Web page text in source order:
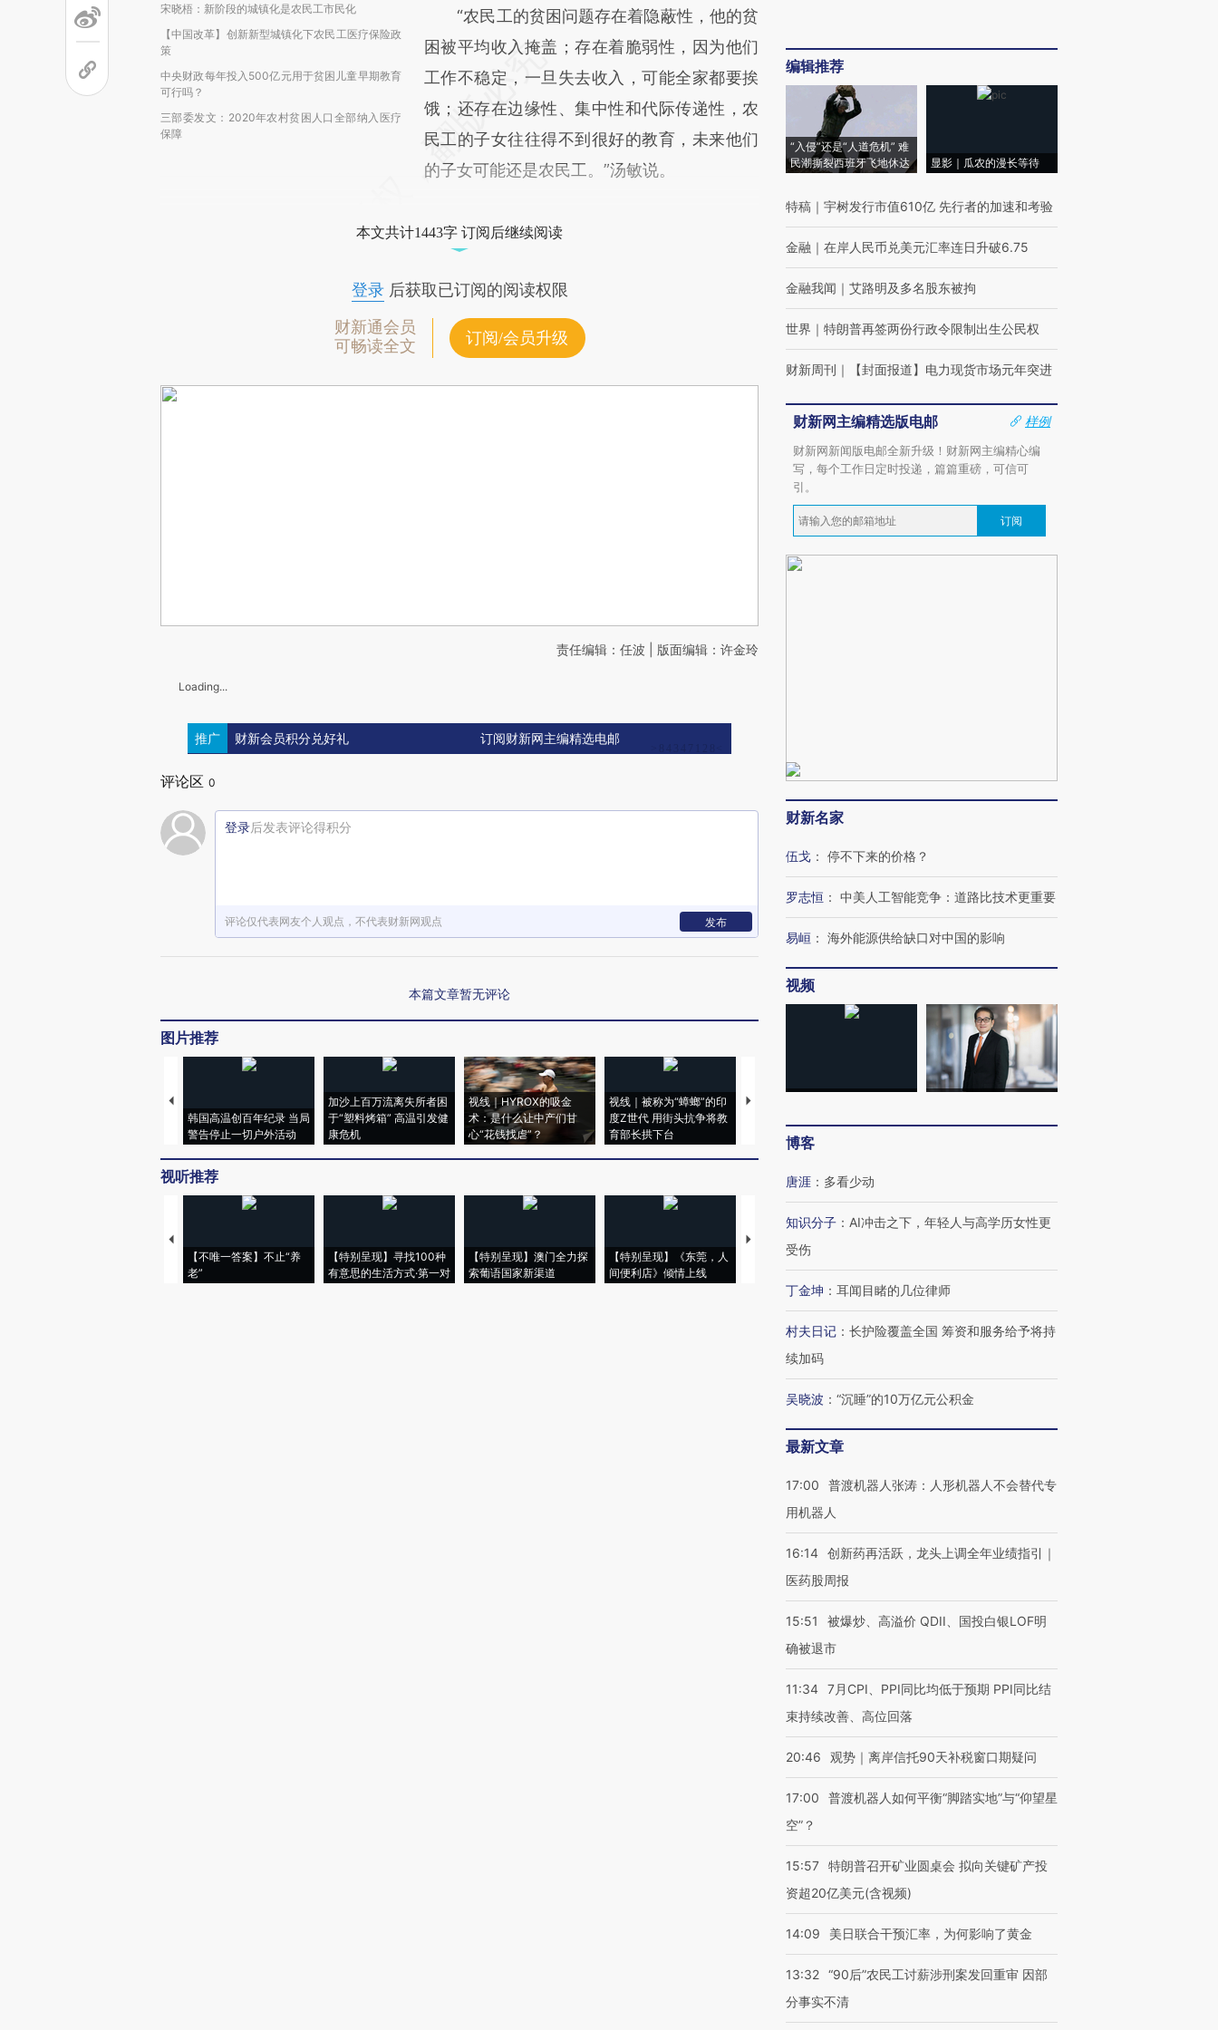
宋晓梧：新阶段的城镇化是农民工市民化
【中国改革】创新新型城镇化下农民工医疗保险政
策
中央财政每年投入500亿元用于贫困儿童早期教育
可行吗？
三部委发文：2020年农村贫困人口全部纳入医疗
保障
“农民工的贫困问题存在着隐蔽性，他的贫
困被平均收入掩盖；存在着脆弱性，因为他们
工作不稳定，一旦失去收入，可能全家都要挨
饿；还存在边缘性、集中性和代际传递性，农
民工的子女往往得不到很好的教育，未来他们
的子女可能还是农民工。”汤敏说。
本文共计1443字 订阅后继续阅读
登录后获取已订阅的阅读权限
财新通会员
可畅读全文
订阅/会员升级
责任编辑：任波 | 版面编辑：许金玲
Loading...
推广 财新会员积分兑好礼 订阅财新网主编精选电邮
评论区 0
登录后发表评论得积分
评论仅代表网友个人观点，不代表财新网观点 发布
本篇文章暂无评论
图片推荐
韩国高温创百年纪录 当局
警告停止一切户外活动
加沙上百万流离失所者困
于“塑料烤箱” 高温引发健
康危机
视线｜HYROX的吸金
术：是什么让中产们甘
心“花钱找虐”？
视线｜被称为“蟑螂”的印
度Z世代 用街头抗争将教
育部长拱下台
视线｜“入侵”还是“人道危
飞地休达
视听推荐
【不唯一答案】不止“养
老”
【特别呈现】寻找100种
有意思的生活方式·第一对
【特别呈现】澳门全力探
索葡语国家新渠道
【特别呈现】《东莞，人
间便利店》倾情上线
【推广】走进第四届链博
会，让数智科技“链”接产
有意思的生活方式·第三对
住三大增长引擎是什么？
编辑推荐
“入侵”还是“人道危机” 难
民潮撕裂西班牙飞地休达
显影｜瓜农的漫长等待
特稿 ｜ 宇树发行市值610亿 先行者的加速和考验
金融 ｜ 在岸人民币兑美元汇率连日升破6.75
金融我闻 ｜ 艾路明及多名股东被拘
世界 ｜ 特朗普再签两份行政令限制出生公民权
财新周刊 ｜ 【封面报道】电力现货市场元年突进
财新网主编精选版电邮
样例
财新网新闻版电邮全新升级！财新网主编精心编
写，每个工作日定时投递，篇篇重磅，可信可
引。
订阅
财新名家
伍戈 ： 停不下来的价格？
罗志恒 ： 中美人工智能竞争：道路比技术更重要
易峘 ： 海外能源供给缺口对中国的影响
视频
博客
唐涯 ： 多看少动
知识分子 ： AI冲击之下，年轻人与高学历女性更
受伤
丁金坤 ： 耳闻目睹的几位律师
村夫日记 ： 长护险覆盖全国 筹资和服务给予将持
续加码
吴晓波 ： “沉睡”的10万亿元公积金
最新文章
17:00
普渡机器人张涛：人形机器人不会替代专
用机器人
16:14 创新药再活跃，龙头上调全年业绩指引｜
医药股周报
15:51
被爆炒、高溢价 QDII、国投白银LOF明
确被退市
11:34 7月CPI、PPI同比均低于预期 PPI同比结
束持续改善、高位回落
20:46 观势｜离岸信托90天补税窗口期疑问
17:00
普渡机器人如何平衡“脚踏实地”与“仰望星
空”？
15:57 特朗普召开矿业圆桌会 拟向关键矿产投
资超20亿美元(含视频)
14:09 美日联合干预汇率，为何影响了黄金
13:32 “90后”农民工讨薪涉刑案发回重审 因部
分事实不清